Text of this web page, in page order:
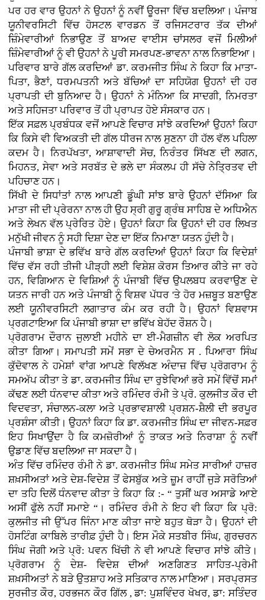
ਪਰ ਹਰ ਵਾਰ ਉਹਨਾਂ ਨੇ ਉਹਨਾਂ ਨੂੰ ਨਵੀਂ ਊਰਜਾ ਵਿੱਚ ਬਦਲਿਆ। ਪੰਜਾਬ
ਯੂਨੀਵਰਸਿਟੀ ਵਿੱਚ ਹੋਸਟਲ ਵਾਰਡਨ ਤੋਂ ਰਜਿਸਟਰਾਰ ਤੱਕ ਦੀਆਂ
ਜ਼ਿੰਮੇਵਾਰੀਆਂ ਨਿਭਾਉਣ ਤੋਂ ਬਾਅਦ ਵਾਈਸ ਚਾਂਸਲਰ ਵਜੋਂ ਮਿਲੀਆਂ
ਜ਼ਿੰਮੇਵਾਰੀਆਂ ਨੂੰ ਵੀ ਉਹਨਾਂ ਨੇ ਪੂਰੀ ਸਮਰਪਣ-ਭਾਵਨਾ ਨਾਲ ਨਿਭਾਇਆ।
ਪਰਿਵਾਰ ਬਾਰੇ ਗੱਲ ਕਰਦਿਆਂ ਡਾ. ਕਰਮਜੀਤ ਸਿੰਘ ਨੇ ਕਿਹਾ ਕਿ ਮਾਤਾ-
ਪਿਤਾ, ਭੈਣਾਂ, ਧਰਮਪਤਨੀ ਅਤੇ ਬੱਚਿਆਂ ਦਾ ਸਹਿਯੋਗ ਉਹਨਾਂ ਦੀ ਹਰ
ਪ੍ਰਾਪਤੀ ਦੀ ਬੁਨਿਆਦ ਹੈ। ਉਹਨਾਂ ਨੇ ਮੰਨਿਆ ਕਿ ਸਾਦਗੀ, ਨਿਮਰਤਾ
ਅਤੇ ਸਹਿਜਤਾ ਪਰਿਵਾਰ ਤੋਂ ਹੀ ਪ੍ਰਾਪਤ ਹੋਏ ਸੰਸਕਾਰ ਹਨ।
ਇੱਕ ਸਫ਼ਲ ਪ੍ਰਬੰਧਕ ਵਜੋਂ ਆਪਣੇ ਵਿਚਾਰ ਸਾਂਝੇ ਕਰਦਿਆਂ ਉਹਨਾਂ ਕਿਹਾ
ਕਿ ਕਿਸੇ ਵੀ ਵਿਅਕਤੀ ਦੀ ਗੱਲ ਧੀਰਜ ਨਾਲ ਸੁਣਨਾ ਹੀ ਹੱਲ ਵੱਲ ਪਹਿਲਾ
ਕਦਮ ਹੈ। ਨਿਰਪੱਖਤਾ, ਆਸ਼ਾਵਾਦੀ ਸੋਚ, ਨਿਰੰਤਰ ਸਿੱਖਣ ਦੀ ਲਗਨ,
ਮਿਹਨਤ, ਸੇਵਾ ਅਤੇ ਸਰਬੱਤ ਦੇ ਭਲੇ ਦਾ ਸੰਕਲਪ ਹੀ ਸੱਚੇ ਨੇਤ੍ਰਿਤਵ ਦੀ
ਪਹਿਚਾਣ ਹਨ।
ਸਿੱਖੀ ਦੇ ਸਿਧਾਂਤਾਂ ਨਾਲ ਆਪਣੀ ਡੂੰਘੀ ਸਾਂਝ ਬਾਰੇ ਉਹਨਾਂ ਦੱਸਿਆ ਕਿ
ਮਾਤਾ ਜੀ ਦੀ ਪ੍ਰੇਰਨਾ ਨਾਲ ਹੀ ਉਹ ਸ੍ਰੀ ਗੁਰੂ ਗ੍ਰੰਥ ਸਾਹਿਬ ਦੇ ਅਧਿਐਨ
ਅਤੇ ਲੇਖਨ ਵੱਲ ਪ੍ਰੇਰਿਤ ਹੋਏ। ਉਹਨਾਂ ਕਿਹਾ ਕਿ ਉਹਨਾਂ ਦੀ ਹਰ ਲਿਖਤ
ਮਨੁੱਖੀ ਜੀਵਨ ਨੂੰ ਸਹੀ ਦਿਸ਼ਾ ਦੇਣ ਦਾ ਇੱਕ ਨਿਮਾਣਾ ਯਤਨ ਹੁੰਦੀ ਹੈ।
ਪੰਜਾਬੀ ਭਾਸ਼ਾ ਦੇ ਭਵਿੱਖ ਬਾਰੇ ਗੱਲ ਕਰਦਿਆਂ ਉਹਨਾਂ ਕਿਹਾ ਕਿ ਵਿਦੇਸ਼ਾਂ
ਵਿੱਚ ਵੱਸ ਰਹੀ ਤੀਜੀ ਪੀੜ੍ਹੀ ਲਈ ਵਿਸ਼ੇਸ਼ ਕੋਰਸ ਤਿਆਰ ਕੀਤੇ ਜਾ ਰਹੇ
ਹਨ, ਵਿਗਿਆਨ ਦੇ ਵਿਸ਼ਿਆਂ ਨੂੰ ਪੰਜਾਬੀ ਵਿੱਚ ਉਪਲਬਧ ਕਰਵਾਉਣ ਦੇ
ਯਤਨ ਜਾਰੀ ਹਨ ਅਤੇ ਪੰਜਾਬੀ ਨੂੰ ਵਿਸ਼ਵ ਪੱਧਰ 'ਤੇ ਹੋਰ ਮਜ਼ਬੂਤ ਬਣਾਉਣ
ਲਈ ਯੂਨੀਵਰਸਿਟੀ ਲਗਾਤਾਰ ਕੰਮ ਕਰ ਰਹੀ ਹੈ। ਉਹਨਾਂ ਵਿਸ਼ਵਾਸ
ਪ੍ਰਗਟਾਇਆ ਕਿ ਪੰਜਾਬੀ ਭਾਸ਼ਾ ਦਾ ਭਵਿੱਖ ਬੇਹੱਦ ਰੌਸ਼ਨ ਹੈ।
ਪ੍ਰੋਗਰਾਮ ਦੌਰਾਨ ਜੁਲਾਈ ਮਹੀਨੇ ਦਾ ਈ-ਮੈਗਜ਼ੀਨ ਵੀ ਲੋਕ ਅਰਪਿਤ
ਕੀਤਾ ਗਿਆ। ਸਮਾਪਤੀ ਸਮੇਂ ਸਭਾ ਦੇ ਚੇਅਰਮੈਨ ਸ . ਪਿਆਰਾ ਸਿੰਘ
ਕੁੱਦੋਵਾਲ ਨੇ ਹਮੇਸ਼ਾਂ ਵਾਂਗ ਆਪਣੇ ਵਿਲੱਖਣ ਅੰਦਾਜ਼ ਵਿੱਚ ਪ੍ਰੋਗਰਾਮ ਨੂੰ
ਸਮਅੱਪ ਕੀਤਾ ਤੇ ਡਾ. ਕਰਮਜੀਤ ਸਿੰਘ ਦਾ ਰੁਝੇਵਿਆਂ ਭਰੇ ਸਮੇਂ ਵਿੱਚੋਂ ਸਮਾਂ
ਕੱਢਣ ਲਈ ਧੰਨਵਾਦ ਕੀਤਾ ਅਤੇ ਰਮਿੰਦਰ ਰੰਮੀ ਤੇ ਪ੍ਰੋ. ਕੁਲਜੀਤ ਕੌਰ ਦੀ
ਵਿਦਵਤਾ, ਸੰਚਾਲਨ-ਕਲਾ ਅਤੇ ਪ੍ਰਭਾਵਸ਼ਾਲੀ ਪ੍ਰਸ਼ਨ-ਸ਼ੈਲੀ ਦੀ ਭਰਪੂਰ
ਪ੍ਰਸ਼ੰਸਾ ਕੀਤੀ। ਉਹਨਾਂ ਕਿਹਾ ਕਿ ਡਾ. ਕਰਮਜੀਤ ਸਿੰਘ ਦਾ ਜੀਵਨ-ਸਫ਼ਰ
ਇਹ ਸਿਖਾਉਂਦਾ ਹੈ ਕਿ ਕਮਜ਼ੋਰੀਆਂ ਨੂੰ ਤਾਕਤ ਅਤੇ ਨਿਰਾਸ਼ਾ ਨੂੰ ਨਵੀਂ
ਉਡਾਣ ਵਿੱਚ ਬਦਲਿਆ ਜਾ ਸਕਦਾ ਹੈ।
ਅੰਤ ਵਿੱਚ ਰਮਿੰਦਰ ਰੰਮੀ ਨੇ ਡਾ. ਕਰਮਜੀਤ ਸਿੰਘ ਸਮੇਤ ਸਾਰੀਆਂ ਹਾਜ਼ਰ
ਸ਼ਖ਼ਸੀਅਤਾਂ ਅਤੇ ਦੇਸ਼-ਵਿਦੇਸ਼ ਤੋਂ ਫੇਸਬੁੱਕ ਅਤੇ ਜ਼ੂਮ ਰਾਹੀਂ ਜੁੜੇ ਸਰੋਤਿਆਂ
ਦਾ ਤਹਿ ਦਿਲੋਂ ਧੰਨਵਾਦ ਕੀਤਾ ਤੇ ਕਿਹਾ ਕਿ :- “ ਤੁਸੀਂ ਘਰ ਅਸਾਡੇ ਆਏ
ਅਸੀਂ ਫੁੱਲੇ ਨਹੀਂ ਸਮਾਏ “। ਰਮਿੰਦਰ ਰੰਮੀ ਨੇ ਇਹ ਵੀ ਕਿਹਾ ਕਿ ਪ੍ਰੋ:
ਕੁਲਜੀਤ ਜੀ ਉੱਪਰ ਜਿੰਨਾ ਮਾਣ ਕੀਤਾ ਜਾਏ ਬਹੁਤ ਥੋੜਾ ਹੈ। ਉਹਨਾਂ ਦੀ
ਹੋਸਟਿੰਗ ਕਾਬਿਲੇ ਤਾਰੀਫ਼ ਹੁੰਦੀ ਹੈ। ਇਸ ਮੌਕੇ ਸਤਬੀਰ ਸਿੰਘ, ਗੁਰਚਰਨ
ਸਿੰਘ ਜੋਗੀ ਅਤੇ ਪ੍ਰੋ: ਪਵਨ ਖਿੱਚੀ ਨੇ ਵੀ ਆਪਣੇ ਵਿਚਾਰ ਸਾਂਝੇ ਕੀਤੇ।
ਪ੍ਰੋਗਰਾਮ ਨੂੰ ਦੇਸ਼- ਵਿਦੇਸ਼ ਦੀਆਂ ਅਣਗਿਣਤ ਸਾਹਿਤ-ਪ੍ਰੇਮੀ
ਸ਼ਖ਼ਸੀਅਤਾਂ ਨੇ ਬੜੇ ਉਤਸ਼ਾਹ ਅਤੇ ਸਤਿਕਾਰ ਨਾਲ ਮਾਣਿਆ। ਸਰਪ੍ਰਸਤ
ਸੁਰਜੀਤ ਕੌਰ, ਹਰਭਜਨ ਕੌਰ ਗਿੱਲ , ਡਾ: ਪੁਸ਼ਵਿੰਦਰ ਖੋਖਰ, ਡਾ: ਸਤਿੰਦਰ